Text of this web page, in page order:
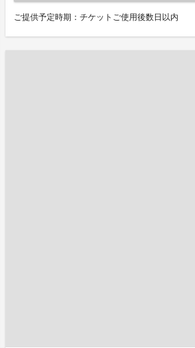
ご提供予定時期：チケットご使用後数日以内